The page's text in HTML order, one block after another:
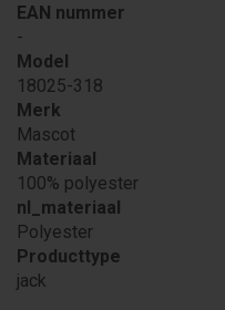
EAN nummer
-
Model
18025-318
Merk
Mascot
Materiaal
100% polyester
nl_materiaal
Polyester
Producttype
jack